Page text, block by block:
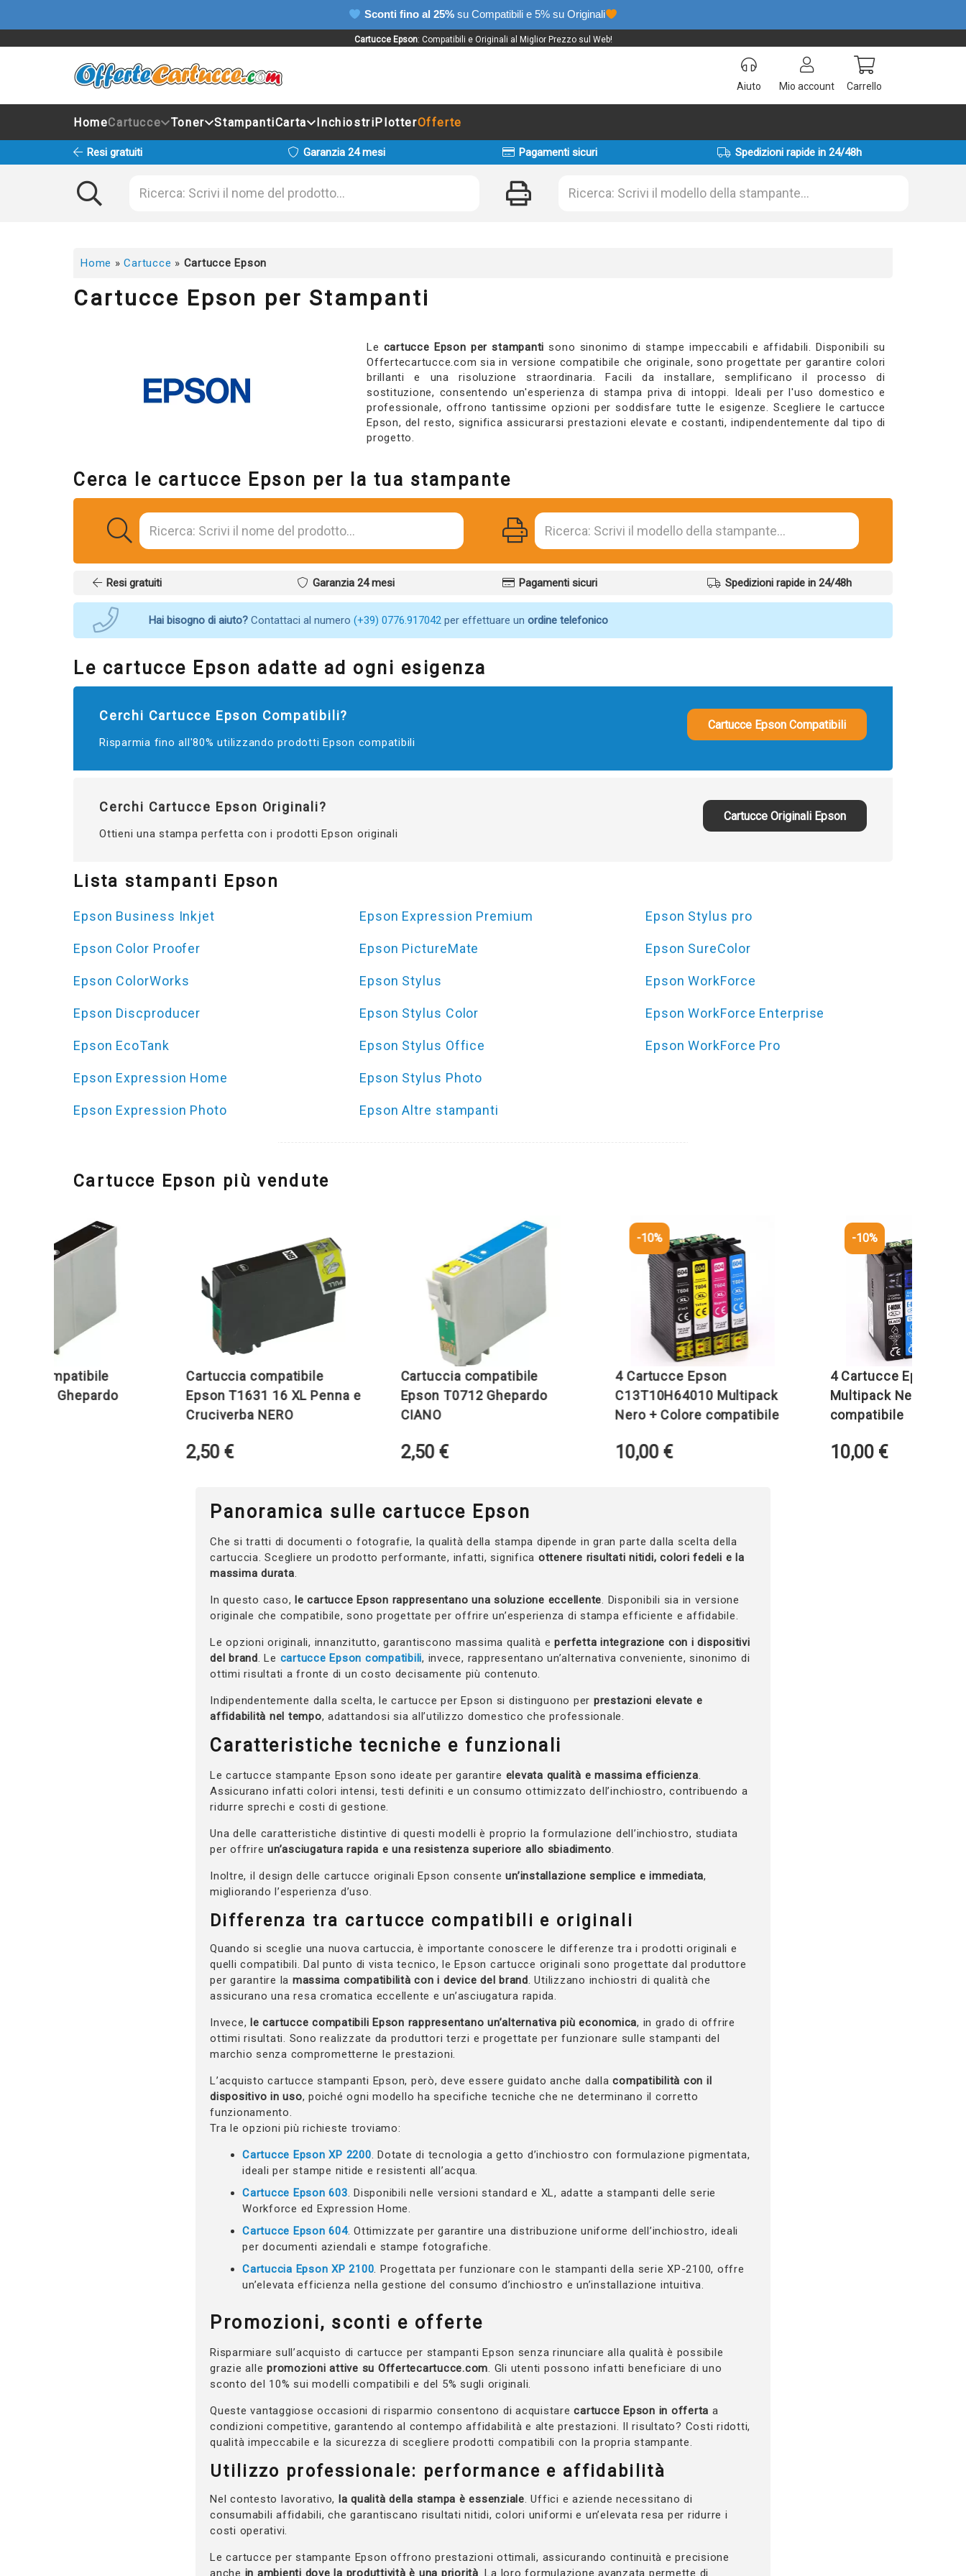
Sconti fino al 25% su Compatibili e 5% su Originali
Cartucce Epson: Compatibili e Originali al Miglior Prezzo sul Web!
Aiuto Mio account Carrello
HomeCartucce Toner StampantiCarta InchiostriPlotterOfferte
Resi gratuiti Garanzia 24 mesi Pagamenti sicuri Spedizioni rapide in 24/48h
Home »Cartucce » Cartucce Epson
Cartucce Epson per Stampanti
Le cartucce Epson per stampanti sono sinonimo di stampe impeccabili e affidabili. Disponibili su
Offertecartucce.com sia in versione compatibile che originale, sono progettate per garantire colori
brillanti e una risoluzione straordinaria. Facili da installare, semplificano il processo di
sostituzione, consentendo un'esperienza di stampa priva di intoppi. Ideali per l'uso domestico e
professionale, offrono tantissime opzioni per soddisfare tutte le esigenze. Scegliere le cartucce
Epson, del resto, significa assicurarsi prestazioni elevate e costanti, indipendentemente dal tipo di
progetto.
Cerca le cartucce Epson per la tua stampante
Resi gratuiti Garanzia 24 mesi Pagamenti sicuri Spedizioni rapide in 24/48h
Hai bisogno di aiuto? Contattaci al numero (+39) 0776.917042 per effettuare un ordine telefonico
Le cartucce Epson adatte ad ogni esigenza
Cerchi Cartucce Epson Compatibili?
Risparmia fino all'80% utilizzando prodotti Epson compatibili
Cartucce Epson Compatibili
Cerchi Cartucce Epson Originali?
Ottieni una stampa perfetta con i prodotti Epson originali
Cartucce Originali Epson
Lista stampanti Epson
Epson Business Inkjet
Epson Color Proofer
Epson ColorWorks
Epson Discproducer
Epson EcoTank
Epson Expression Home
Epson Expression Photo
Epson Expression Premium
Epson PictureMate
Epson Stylus
Epson Stylus Color
Epson Stylus Office
Epson Stylus Photo
Epson Altre stampanti
Epson Stylus pro
Epson SureColor
Epson WorkForce
Epson WorkForce Enterprise
Epson WorkForce Pro
Cartucce Epson più vendute
Ghepardo
Cartuccia compatibile
Epson T1631 16 XL Penna e
Cruciverba NERO
2,50€
Cartuccia compatibile
Epson T0712 Ghepardo
CIANO
2,50€
4 Cartucce Epson
C13T10H64010 Multipack
Nero + Colore compatibile
10,00€
4 Cartucce Epson T03A6
Multipack Nero + Colore
compatibile
10,00€
Panoramica sulle cartucce Epson
Che si tratti di documenti o fotografie, la qualità della stampa dipende in gran parte dalla scelta della
cartuccia. Scegliere un prodotto performante, infatti, significa ottenere risultati nitidi, colori fedeli e la
massima durata.
In questo caso, le cartucce Epson rappresentano una soluzione eccellente. Disponibili sia in versione
originale che compatibile, sono progettate per offrire un’esperienza di stampa efficiente e affidabile.
Le opzioni originali, innanzitutto, garantiscono massima qualità eperfetta integrazione con i dispositivi
del brand. Le cartucce Epson compatibili, invece, rappresentano un’alternativa conveniente, sinonimo di
ottimi risultati a fronte di un costo decisamente più contenuto.
Indipendentemente dalla scelta, le cartucce per Epson si distinguono per prestazioni elevate e
affidabilità nel tempo, adattandosi sia all’utilizzo domestico che professionale.
Caratteristiche tecniche e funzionali
Le cartucce stampante Epson sono ideate per garantire elevata qualità e massima efficienza.
Assicurano infatti colori intensi, testi definiti e un consumo ottimizzato dell’inchiostro, contribuendo a
ridurre sprechi e costi di gestione.
Una delle caratteristiche distintive di questi modelli è proprio la formulazione dell’inchiostro, studiata
per offrire un’asciugatura rapida e una resistenza superiore allo sbiadimento.
Inoltre, il design delle cartucce originali Epson consenteun’installazione semplice e immediata,
migliorando l’esperienza d’uso.
Differenza tra cartucce compatibili e originali
Quando si sceglie una nuova cartuccia, è importante conoscere le differenze tra i prodotti originali e
quelli compatibili. Dal punto di vista tecnico, le Epson cartucce originali sono progettate dal produttore
per garantire la massima compatibilità con i device del brand. Utilizzano inchiostri di qualità che
assicurano una resa cromatica eccellente e un’asciugatura rapida.
Invece, le cartucce compatibili Epson rappresentano un’alternativa più economica, in grado di offrire
ottimi risultati. Sono realizzate da produttori terzi e progettate per funzionare sulle stampanti del
marchio senza comprometterne le prestazioni.
L’acquisto cartucce stampanti Epson, però, deve essere guidato anche dallacompatibilità con il
dispositivo in uso, poiché ogni modello ha specifiche tecniche che ne determinano il corretto
funzionamento.
Tra le opzioni più richieste troviamo:
Cartucce Epson XP 2200. Dotate di tecnologia a getto d’inchiostro con formulazione pigmentata,
ideali per stampe nitide e resistenti all’acqua.
Cartucce Epson 603. Disponibili nelle versioni standard e XL, adatte a stampanti delle serie
Workforce ed Expression Home.
Cartucce Epson 604. Ottimizzate per garantire una distribuzione uniforme dell’inchiostro, ideali
per documenti aziendali e stampe fotografiche.
Cartuccia Epson XP 2100. Progettata per funzionare con le stampanti della serie XP-2100, offre
un’elevata efficienza nella gestione del consumo d’inchiostro e un’installazione intuitiva.
Promozioni, sconti e offerte
Risparmiare sull’acquisto di cartucce per stampanti Epson senza rinunciare alla qualità è possibile
grazie alle promozioni attive su Offertecartucce.com. Gli utenti possono infatti beneficiare di uno
sconto del 10% sui modelli compatibili e del 5% sugli originali.
Queste vantaggiose occasioni di risparmio consentono di acquistarecartucce Epson in offerta a
condizioni competitive, garantendo al contempo affidabilità e alte prestazioni. Il risultato? Costi ridotti,
qualità impeccabile e la sicurezza di scegliere prodotti compatibili con la propria stampante.
Utilizzo professionale: performance e affidabilità
Nel contesto lavorativo, la qualità della stampa è essenziale. Uffici e aziende necessitano di
consumabili affidabili, che garantiscano risultati nitidi, colori uniformi e un’elevata resa per ridurre i
costi operativi.
Le cartucce per stampante Epson offrono prestazioni ottimali, assicurando continuità e precisione
anche in ambienti dove la produttività è una priorità . La loro formulazione avanzata permette di